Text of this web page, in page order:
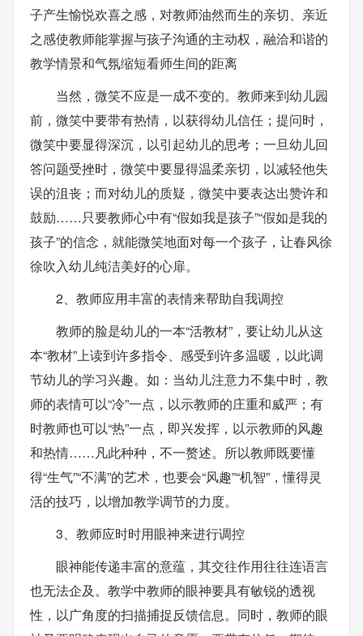
子产生愉悦欢喜之感，对教师油然而生的亲切、亲近
之感使教师能掌握与孩子沟通的主动权，融洽和谐的
教学情景和气氛缩短看师生间的距离
当然，微笑不应是一成不变的。教师来到幼儿园
前，微笑中要带有热情，以获得幼儿信任；提问时，
微笑中要显得深沉，以引起幼儿的思考；一旦幼儿回
答问题受挫时，微笑中要显得温柔亲切，以减轻他失
误的沮丧；而对幼儿的质疑，微笑中要表达出赞许和
鼓励……只要教师心中有“假如我是孩子”“假如是我的
孩子”的信念，就能微笑地面对每一个孩子，让春风徐
徐吹入幼儿纯洁美好的心扉。
2、教师应用丰富的表情来帮助自我调控
教师的脸是幼儿的一本“活教材”，要让幼儿从这
本“教材”上读到许多指令、感受到许多温暖，以此调
节幼儿的学习兴趣。如：当幼儿注意力不集中时，教
师的表情可以“冷”一点，以示教师的庄重和威严；有
时教师也可以“热”一点，即兴发挥，以示教师的风趣
和热情……凡此种种，不一赘述。所以教师既要懂
得“生气”“不满”的艺术，也要会“风趣”“机智”，懂得灵
活的技巧，以增加教学调节的力度。
3、教师应时时用眼神来进行调控
眼神能传递丰富的意蕴，其交往作用往往连语言
也无法企及。教学中教师的眼神要具有敏锐的透视
性，以广角度的扫描捕捉反馈信息。同时，教师的眼